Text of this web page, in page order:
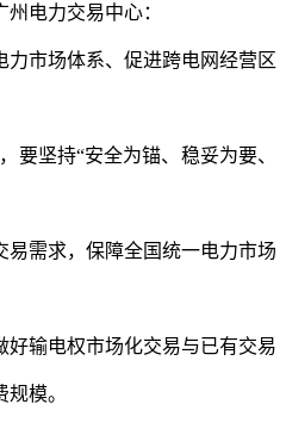
电力交易中心：
市场体系、促进跨电网经营区
坚持“安全为锚、稳妥为要、
需求，保障全国统一电力市场
输电权市场化交易与已有交易
模。